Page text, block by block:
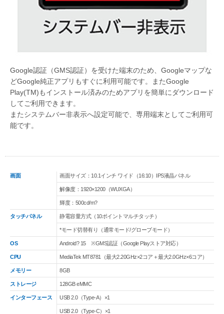
Google認証（GMS認証）を受けた端末のため、Googleマップな
どGoogle純正アプリもすぐに利用可能です。またGoogle
Play(TM)もインストール済みのためアプリを簡単にダウンロード
してご利用できます。
またシステムバー非表示へ設定可能で、専用端末としてご利用可
能です。
画面 画面サイズ：10.1インチ ワイド（16:10）IPS液晶パネル
解像度：1920×1200（WUXGA）
輝度：500cd/m?
タッチパネル 静電容量方式（10ポイントマルチタッチ）
*モード切替有り（通常モード/グローブモード）
OS Android? 15 ※GMS認証（Google Playストア対応）
CPU MediaTek MT8781（最大2.20GHz×2コア＋最大2.0GHz×6コア）
メモリー 8GB
ストレージ 128GB eMMC
インターフェース USB 2.0（Type-A）×1
USB 2.0（Type-C）×1